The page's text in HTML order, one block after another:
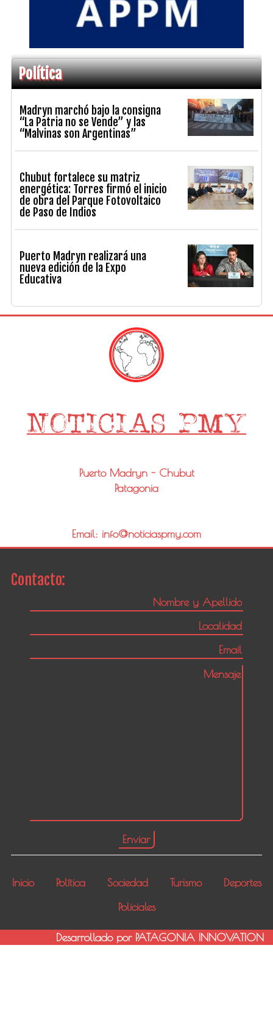
Política
Madryn marchó bajo la consigna
“La Patria no se Vende” y las
“Malvinas son Argentinas”
Chubut fortalece su matriz
energética: Torres firmó el inicio
de obra del Parque Fotovoltaico
de Paso de Indios
Puerto Madryn realizará una
nueva edición de la Expo
Educativa
Puerto Madryn - Chubut
Patagonia
Email: info@noticiaspmy.com
Contacto:
Inicio Política Sociedad Turismo
Deportes
Policiales
Desarrollado por PATAGONIA INNOVATION